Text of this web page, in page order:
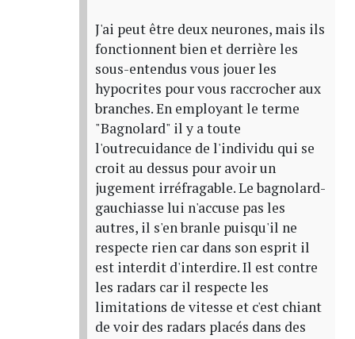
J'ai peut être deux neurones, mais ils
fonctionnent bien et derrière les
sous-entendus vous jouer les
hypocrites pour vous raccrocher aux
branches. En employant le terme
"Bagnolard" il y a toute
l'outrecuidance de l'individu qui se
croit au dessus pour avoir un
jugement irréfragable. Le bagnolard-
gauchiasse lui n'accuse pas les
autres, il s'en branle puisqu'il ne
respecte rien car dans son esprit il
est interdit d'interdire. Il est contre
les radars car il respecte les
limitations de vitesse et c'est chiant
de voir des radars placés dans des